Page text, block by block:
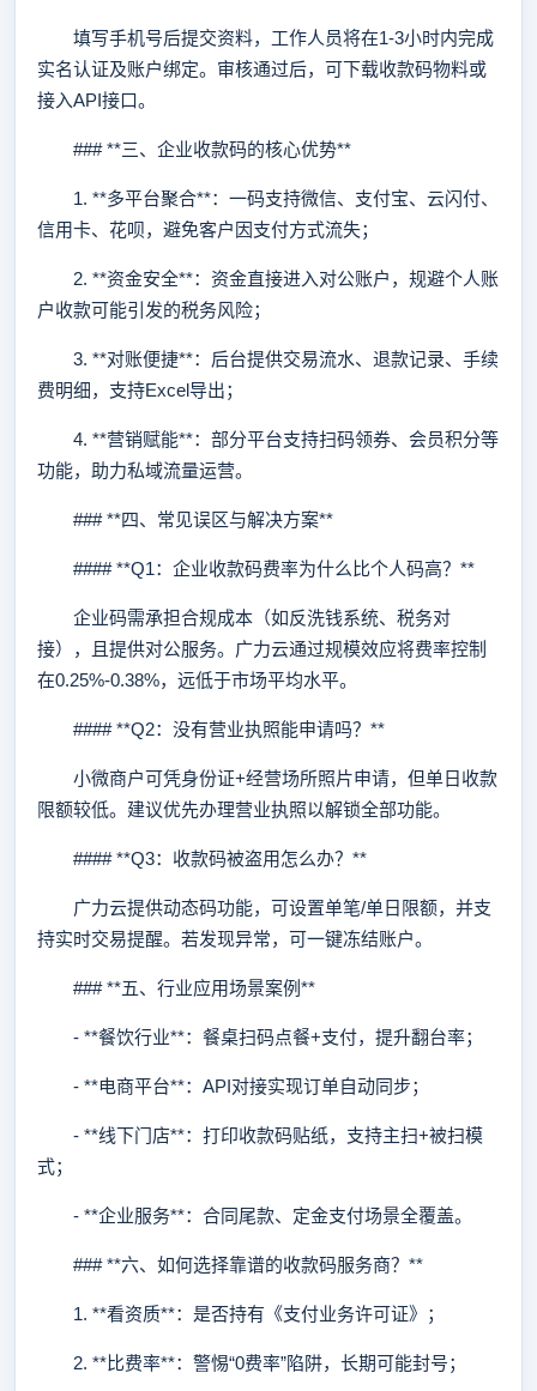
填写手机号后提交资料，工作人员将在1-3小时内完成
实名认证及账户绑定。审核通过后，可下载收款码物料或
接入API接口。
### **三、企业收款码的核心优势**
1. **多平台聚合**：一码支持微信、支付宝、云闪付、
信用卡、花呗，避免客户因支付方式流失；
2. **资金安全**：资金直接进入对公账户，规避个人账
户收款可能引发的税务风险；
3. **对账便捷**：后台提供交易流水、退款记录、手续
费明细，支持Excel导出；
4. **营销赋能**：部分平台支持扫码领券、会员积分等
功能，助力私域流量运营。
### **四、常见误区与解决方案**
#### **Q1：企业收款码费率为什么比个人码高？**
企业码需承担合规成本（如反洗钱系统、税务对
接），且提供对公服务。广力云通过规模效应将费率控制
在0.25%-0.38%，远低于市场平均水平。
#### **Q2：没有营业执照能申请吗？**
小微商户可凭身份证+经营场所照片申请，但单日收款
限额较低。建议优先办理营业执照以解锁全部功能。
#### **Q3：收款码被盗用怎么办？**
广力云提供动态码功能，可设置单笔/单日限额，并支
持实时交易提醒。若发现异常，可一键冻结账户。
### **五、行业应用场景案例**
- **餐饮行业**：餐桌扫码点餐+支付，提升翻台率；
- **电商平台**：API对接实现订单自动同步；
- **线下门店**：打印收款码贴纸，支持主扫+被扫模
式；
- **企业服务**：合同尾款、定金支付场景全覆盖。
### **六、如何选择靠谱的收款码服务商？**
1. **看资质**：是否持有《支付业务许可证》；
2. **比费率**：警惕“0费率”陷阱，长期可能封号；